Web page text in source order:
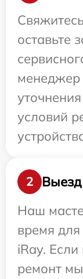
оставьте
менеджер
условий
2
Наш
время для
iRay.
ремонт